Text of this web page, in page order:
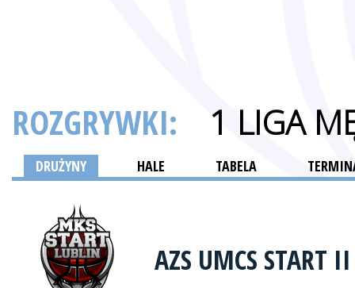
ROZGRYWKI: 1 LIGA
DRUŻYNY HALE TABELA
AZS UMCS START